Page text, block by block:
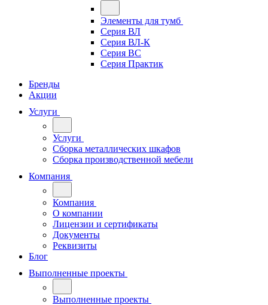
Элементы для тумб
Серия ВЛ
Серия ВЛ-К
Серия ВС
Серия Практик
Бренды
Акции
Услуги
Услуги
Сборка металлических шкафов
Сборка производственной мебели
Компания
Компания
О компании
Лицензии и сертификаты
Документы
Реквизиты
Блог
Выполненные проекты
Выполненные проекты